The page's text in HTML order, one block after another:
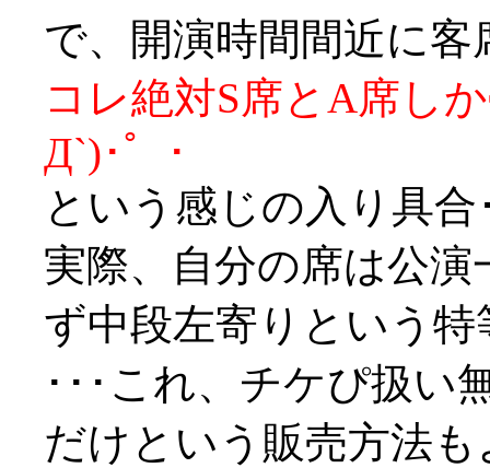
で、開演時間間近に
コレ絶対S席とA席し
Д`)･゜･
という感じの入り具合
実際、自分の席は公
ず中段左寄りという特
･･･これ、チケぴ扱い
だけという販売方法